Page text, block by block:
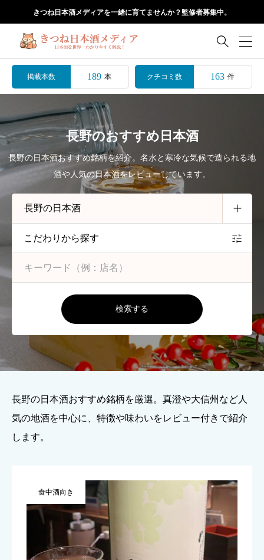
きつね日本酒メディアを一緒に育てませんか？監修者募集中。

掲載本数 189 本 クチコミ数 163 件
長野のおすすめ日本酒
長野の日本酒おすすめ銘柄を紹介。名水と寒冷な気候で造られる地
酒や人気の日本酒をレビューしています。
こだわりから探す
検索する
長野の日本酒おすすめ銘柄を厳選。真澄や大信州など人
気の地酒を中心に、特徴や味わいをレビュー付きで紹介
します。
食中酒向き